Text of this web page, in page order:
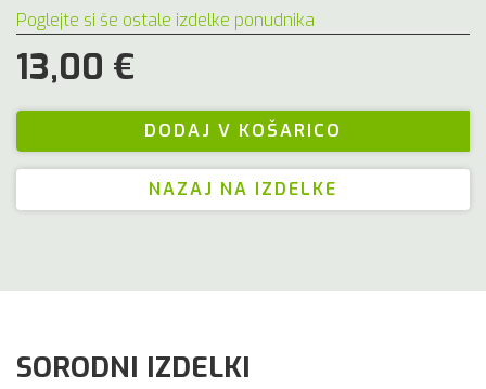
Poglejte si še ostale izdelke ponudnika
13,00 €
NAZAJ NA IZDELKE
SORODNI IZDELKI